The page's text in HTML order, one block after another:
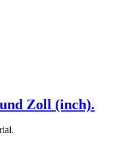
Zoll (inch).